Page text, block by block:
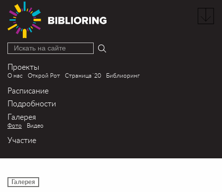
Искать на сайте
Проекты
О нас Открой Рот Страница´20 Библиоринг
Расписание
Подробности
Галерея
Фото Видео
Участие
Галерея